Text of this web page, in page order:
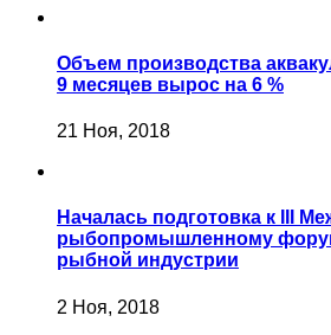
Объем производства
9 месяцев вырос на 6 %
21 Ноя, 2018
Началась подготовка к III
рыбопромышленному
рыбной индустрии
2 Ноя, 2018